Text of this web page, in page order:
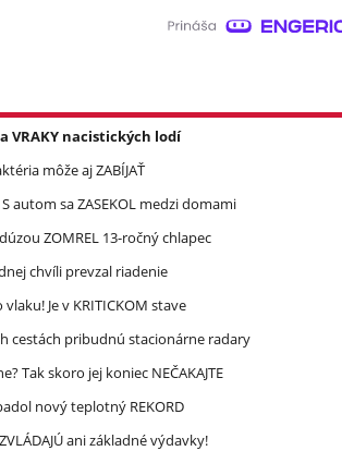
VRAKY nacistických lodí
môže aj ZABÍJAŤ
autom sa ZASEKOL medzi domami
ZOMREL 13-ročný chlapec
chvíli prevzal riadenie
Je v KRITICKOM stave
cestách pribudnú stacionárne radary
Tak skoro jej koniec NEČAKAJTE
nový teplotný REKORD
ani základné výdavky!